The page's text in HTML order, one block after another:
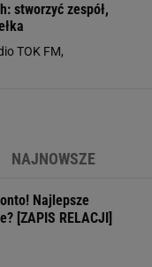
stworzyć zespół,
TOK FM,
NAJNOWSZE
Najlepsze
[ZAPIS RELACJI]